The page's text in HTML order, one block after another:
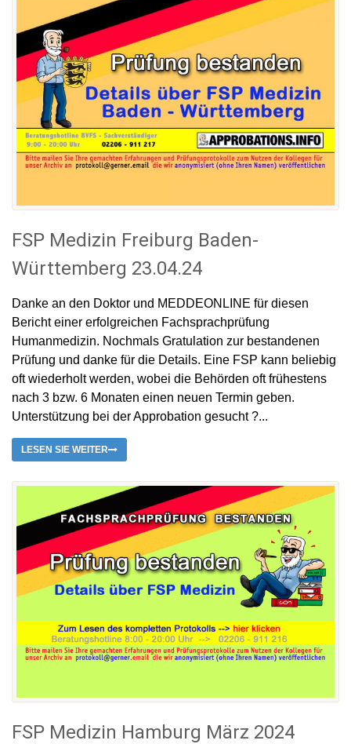
FSP Medizin Freiburg Baden-
Württemberg 23.04.24
Danke an den Doktor und MEDDEONLINE für diesen
Bericht einer erfolgreichen Fachsprachprüfung
Humanmedizin. Nochmals Gratulation zur bestandenen
Prüfung und danke für die Details. Eine FSP kann beliebig
oft wiederholt werden, wobei die Behörden oft frühestens
nach 3 bzw. 6 Monaten einen neuen Termin geben.
Unterstützung bei der Approbation gesucht ?...
LESEN SIE WEITER
FSP Medizin Hamburg März 2024